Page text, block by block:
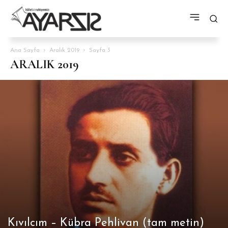
Ana Sayfa Aralık 2019 Sayfa 3
ARALIK 2019
Kıvılcım – Kübra Pehlivan (tam metin)